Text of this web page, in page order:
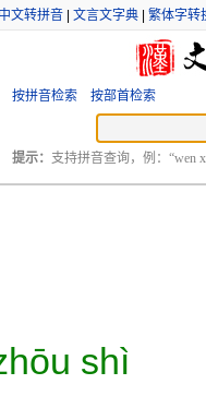
中文转拼音 文言文字典 繁体字转
按拼音检索 按部首检索
提示： 支持拼音查询，例：“wen
shì